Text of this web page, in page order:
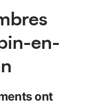
en-
ont